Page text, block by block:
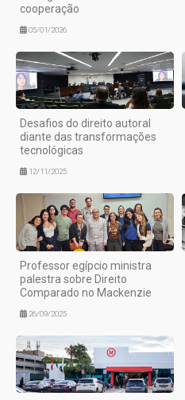
cooperação
05/01/2026
Desafios do direito autoral
diante das transformações
tecnológicas
12/11/2025
Professor egípcio ministra
palestra sobre Direito
Comparado no Mackenzie
26/09/2025